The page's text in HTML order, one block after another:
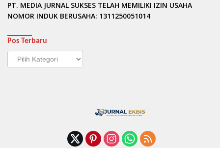
PT. MEDIA JURNAL SUKSES TELAH MEMILIKI IZIN USAHA
NOMOR INDUK BERUSAHA: 1311250051014
Pos Terbaru
Pos
Terbaru